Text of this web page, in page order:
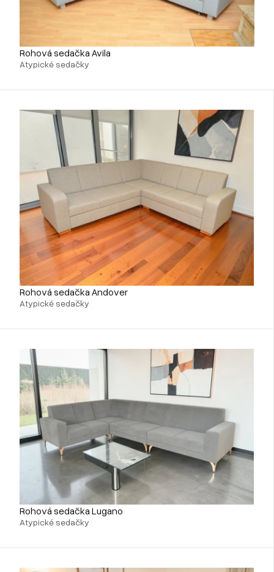
Rohová sedačka Avila
Atypické sedačky
Rohová sedačka Andover
Atypické sedačky
Rohová sedačka Lugano
Atypické sedačky